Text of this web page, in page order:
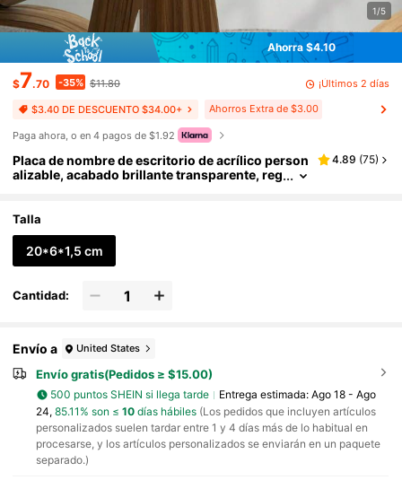
1/5
Ahorra $4.10
$7.70 -35% $11.80 ¡Últimos 2 días
$3.40 DE DESCUENTO $34.00+ Ahorros Extra de $3.00
Paga ahora, o en 4 pagos de $1.92
Placa de nombre de escritorio de acrílico person
alizable, acabado brillante transparente, reg
iento de empleados, suministros escolares y de
oficina, decoración de oficina
4.89 (75)
Talla
20*6*1,5 cm
Cantidad:
Envío a United States
Envío gratis(Pedidos ≥ $15.00)
500 puntos SHEIN si llega tarde Entrega estimada: Ago 18 - Ago
24, 85.11% son ≤ 10días hábiles(Los pedidos que incluyen artículos
personalizados suelen tardar entre 1 y 4 días más de lo habitual en
procesarse, y los artículos personalizados se enviarán en un paquete
separado.)